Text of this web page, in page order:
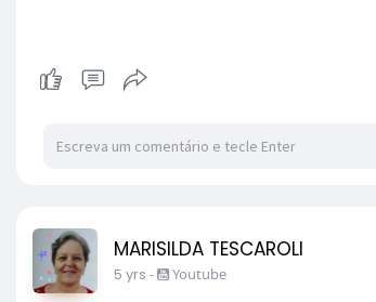
MARISILDA TESCAROLI
5 yrs - Youtube